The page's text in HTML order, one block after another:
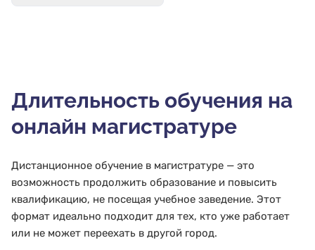
Длительность обучения на
онлайн магистратуре
Дистанционное обучение в магистратуре — это
возможность продолжить образование и повысить
квалификацию, не посещая учебное заведение. Этот
формат идеально подходит для тех, кто уже работает
или не может переехать в другой город.